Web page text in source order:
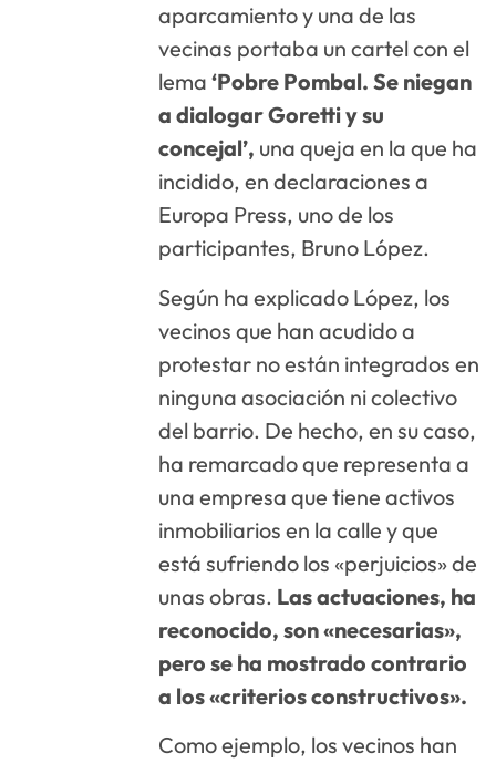
aparcamiento y una de las
vecinas portaba un cartel con el
lema‘Pobre Pombal. Se niegan
a dialogar Goretti y su
concejal’, una queja en la que ha
incidido, en declaraciones a
Europa Press, uno de los
participantes, Bruno López.
Según ha explicado López, los
vecinos que han acudido a
protestar no están integrados en
ninguna asociación ni colectivo
del barrio. De hecho, en su caso,
ha remarcado que representa a
una empresa que tiene activos
inmobiliarios en la calle y que
está sufriendo los «perjuicios» de
unas obras. Las actuaciones, ha
reconocido, son «necesarias»,
pero se ha mostrado contrario
a los «criterios constructivos».
Como ejemplo, los vecinos han